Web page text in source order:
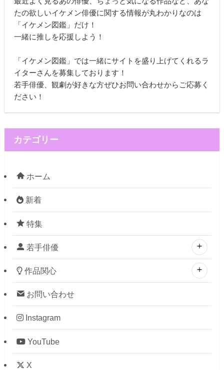
たの欲しいイケメン俳優に関する情報が丸わかりなのは
「イケメン図鑑」だけ！
一緒に推しを応援しよう！
「イケメン図鑑」では一緒にサイトを盛り上げてくれるラ
イターさんを募集しております！
若手俳優、観劇が好きな方ぜひお問い合わせからご応募く
ださい！
カテゴリー
ホーム
新着
特集
若手俳優
作品関心
お問い合わせ
Instagram
YouTube
X